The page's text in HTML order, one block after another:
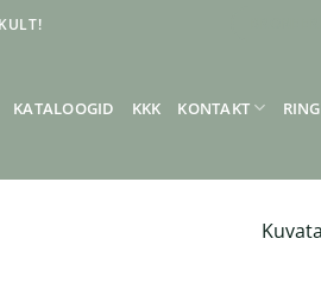
KATALOOGID KKK KONTAKT